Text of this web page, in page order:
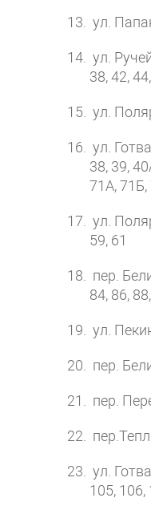
ул.
ул.
38, 42,
ул.
ул.
38, 39,
71А, 71Б,
ул.
59, 61
пер.
84, 86,
ул.
пер.
пер.
ул.
105, 106,